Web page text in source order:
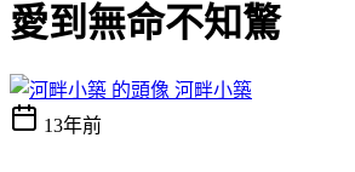
愛到無命不知驚
河畔小築
13年前